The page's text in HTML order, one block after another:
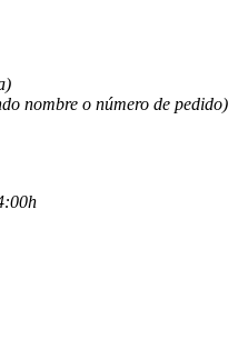
nombre o número de pedido)